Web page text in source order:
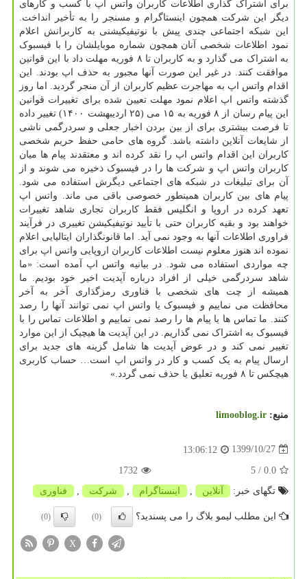
برای اشتراک گذاری اطلاعات کاربران واتس اپ با کسب و کارهای
دیگر این شرکت همچون اینستاگرام و مسنجر را به تأخیر انداخت.
این شبکه اجتماعی چندی پیش با نوتیفیکیشنی به کاربرانش اعلام
نمود اطلاعات شخصی آنان همچون شماره موبایلشان را با فیسبوک
به اشتراک می گذارد و به کاربران تا ۸ فوریه مهلت داد با این قوانین
موافقت کنند. در غیر این صورت آنها مجبور به حذف اپ بودند. این
اقدام واتس اپ به مهاجرت عظیم کاربران از آن منجر گردید. اما روز
گذشته واتس اپ اعلام نمود مهلت تعیین شده برای تغییرات قوانین
این پیام رسان از ۸ فوریه به ۱۵ می (۲۵ اردیبهشت ۱۴۰۰) تغییر داده
تا فرصت بیشتری برای از بین بردن اخبار جعلی و سردرگمی ناشی
از شایعات آنلاین داشته باشد. گروه های حامی حفظ حریم شخصی
کاربران این اقدام واتس اپ را نقد کرده اند و معتقدند پیام ها میان
کاربران واتس اپ و شرکت ها را در فیسبوک ذخیره می شوند و از
آن برای تبلیغات در شبکه های اجتماعی دیگرش استفاده می شود.
پیام های بین کاربران همینطور خصوصی باقی می ماند. واتس اپ
تعهد کرده در اروپا و انگلیس فقط کاربران تجاری شاهد تغییرات
خواهند بود و بقیه کاربران حتی با تأیید نوتیفیکیشن تغییری در فرآیند
فراوری اطلاعات آنها به وجود نمی آید. اما قانونگذاران ایتالیایی اعلام
نموده اند هنوز معلوم نیست اطلاعات کاربران اروپایی واتس اپ برای
چه مواردی استفاده می شود. در بیانیه واتس اپ آمده است: «ما
شاهد سردرگمی خیلی از افراد درباره آپدیت اخیر خود بودیم. ما
همیشه از چت های شخصی با فناوری رمزگذاری آخر به آخر
محافظت می نماییم و فیسبوک یا واتس اپ نمی توانند آنها را رصد
کنند. ما تماس ها یا پیام ها را رصد نمی نماییم و اطلاعات تماس را با
فیسبوک به اشتراک نمی گذاریم. در این آپدیت ها هیچیک از این موارد
تغییر نمی کند و در عوض آپدیت ها شامل گزینه های جدید برای
ارسال پیام به یک کسب و کار در واتس اپ است… حساب کاربری
هیچکس تا ۸ فوریه تعلیق یا حذف نمی گردد.»
منبع: limooblog.ir
1399/10/27
13:06:12
0.0
/ 5
1732
تگهای خبر:
آنلاین اینستاگرام شركت فناوری
این مطلب لیمو بلاگ را می پسندید؟ (0)
(0)
X